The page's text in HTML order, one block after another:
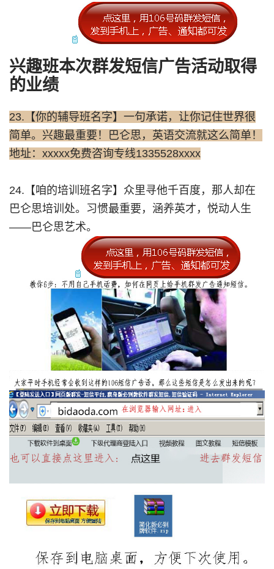
兴趣班本次群发短信广告活动取得
的业绩
23.【你的辅导班名字】一句承诺，让你记住世界很
简单。兴趣最重要！巴仑思，英语交流就这么简单！
地址：xxxxx免费咨询专线1335528xxxx
24.【咱的培训班名字】众里寻他千百度，那人却在
巴仑思培训处。习惯最重要，涵养英才，悦动人生
——巴仑思艺术。